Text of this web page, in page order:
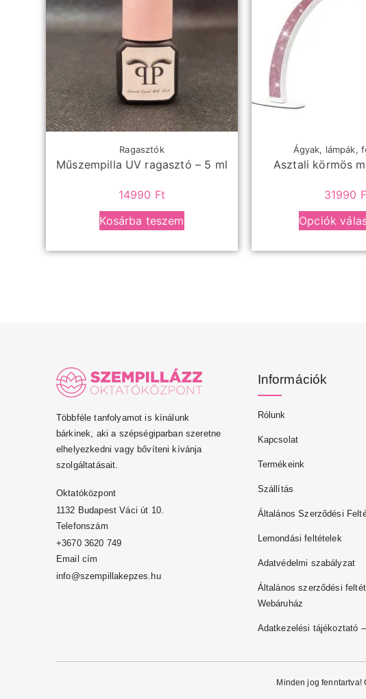
Ragasztók
Műszempilla UV ragasztó – 5 ml
14990 Ft
Kosárba teszem
Ágyak, lámpák,
Asztali körmös
31990
Opciók
Többféle tanfolyamot is kínálunk
bárkinek, aki a szépségiparban szeretne
elhelyezkedni vagy bővíteni kívánja
szolgáltatásait.
Oktatóközpont
1132 Budapest Váci út 10.
Telefonszám
+3670 3620 749
Email cím
info@szempillakepzes.hu
Információk
Rólunk
Kapcsolat
Termékeink
Szállítás
Általános Szerződési
Lemondási feltételek
Adatvédelmi szabályzat
Általános szerződési
Webáruház
Adatkezelési tájékoztató
Minden jog fenntartva!